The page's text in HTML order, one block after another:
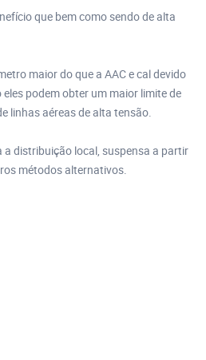
que bem como sendo de alta
maior do que a AAC e cal devido
podem obter um maior limite de
linhas aéreas de alta tensão.
distribuição local, suspensa a partir
métodos alternativos.